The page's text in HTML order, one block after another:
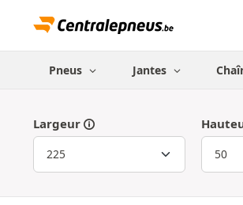
Pneus Jantes
Largeur